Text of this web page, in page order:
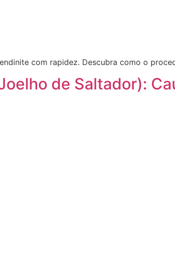
com rapidez. Descubra como o
de Saltador):